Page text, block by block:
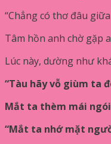
“Chẳng có thơ đâu
Tâm hồn anh chờ gặp
Lúc này, dường như
“Tàu hãy vỗ giùm ta
Mắt ta thèm mái
“Mắt ta nhớ mặt